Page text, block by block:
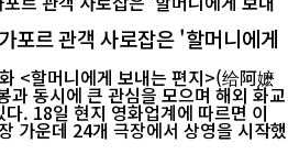
르 관객 사로잡은 '할머니에게
<할머니에게 보내는 편지>(给阿嬷
동시에 큰 관심을 모으며 해외 화교
면 이
가운데 24개 극장에서 상영을 시작했